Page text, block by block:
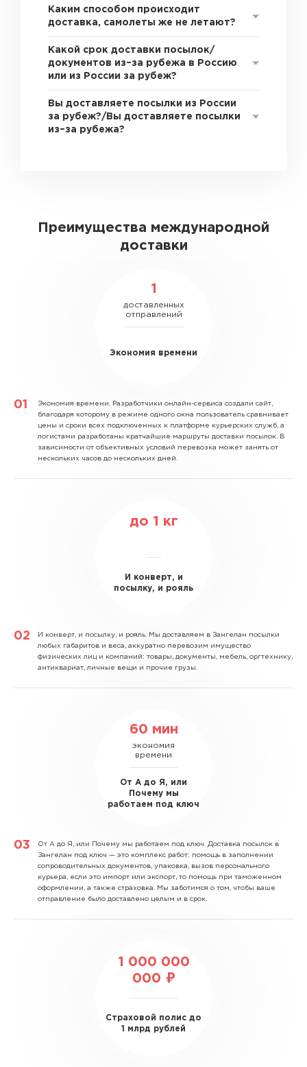
Каким способом происходит
доставка, самолеты же не летают?
Какой срок доставки посылок/
документов из–за рубежа в Россию
или из России за рубеж?
Вы доставляете посылки из России
за рубеж?/Вы доставляете посылки
из–за рубежа?
Преимущества международной
доставки
1
доставленных
отправлений
Экономия времени
Экономия времени.
Разработчики онлайн-сервиса создали сайт,
благодаря которому в режиме одного окна пользователь сравнивает
цены и сроки всех подключенных к платформе курьерских служб, а
логистами разработаны кратчайшие маршруты доставки посылок. В
зависимости от объективных условий перевозка может занять от
нескольких часов до нескольких дней.
до 1 кг
И конверт, и
посылку, и рояль
И конверт, и посылку, и рояль.
Мы доставляем в Зангелан посылки
любых габаритов и веса, аккуратно перевозим имущество
физических лиц и компаний: товары, документы, мебель, оргтехнику,
антиквариат, личные вещи и прочие грузы.
60 мин
экономия
времени
От А до Я, или
Почему мы
работаем под ключ
От А до Я, или Почему мы работаем под ключ.
Доставка посылок в
Зангелан под ключ — это комплекс работ: помощь в заполнении
сопроводительных документов, упаковка, вызов персонального
курьера, если это импорт или экспорт, то помощь при таможенном
оформлении, а также страховка. Мы заботимся о том, чтобы ваше
отправление было доставлено целым и в срок.
1 000 000
000 ₽
Страховой полис до
1 млрд рублей